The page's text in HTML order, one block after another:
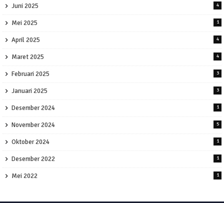
Juni 2025 4
Mei 2025 1
April 2025 4
Maret 2025 4
Februari 2025 3
Januari 2025 3
Desember 2024 1
November 2024 5
Oktober 2024 1
Desember 2022 1
Mei 2022 1